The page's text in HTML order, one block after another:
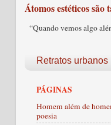
Átomos estéticos são
“Quando vemos algo
Retratos urbanos
PÁGINAS
Homem além de
poesia